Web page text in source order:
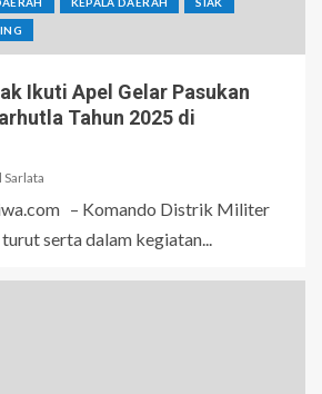
Ikuti Apel Gelar Pasukan
Tahun 2025 di
Sarlata
– Komando Distrik Militer
serta dalam kegiatan...